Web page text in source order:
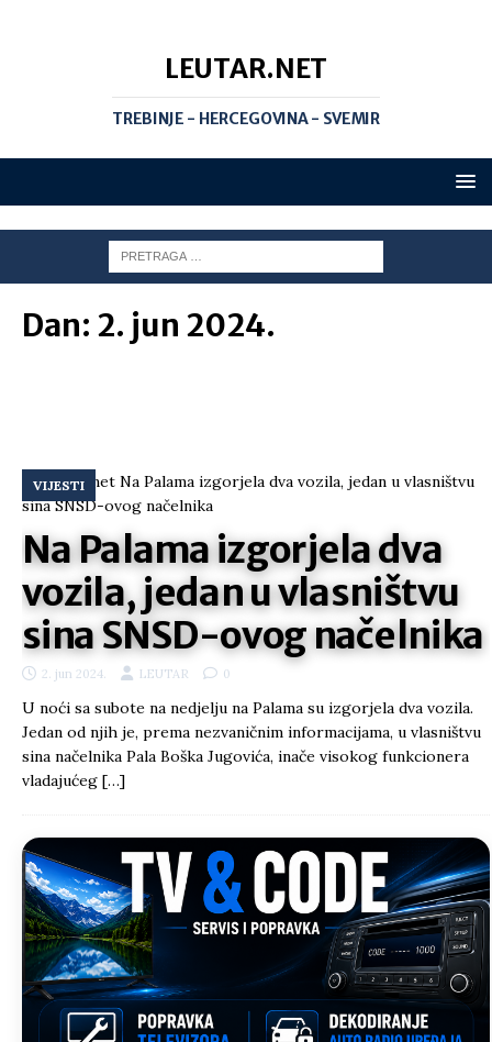
LEUTAR.NET
TREBINJE - HERCEGOVINA - SVEMIR
Dan: 2. jun 2024.
VIJESTI
Na Palama izgorjela dva
vozila, jedan u vlasništvu
sina SNSD-ovog načelnika
2. jun 2024. LEUTAR 0
U noći sa subote na nedjelju na Palama su izgorjela dva vozila.
Jedan od njih je, prema nezvaničnim informacijama, u vlasništvu
sina načelnika Pala Boška Jugovića, inače visokog funkcionera
vladajućeg […]